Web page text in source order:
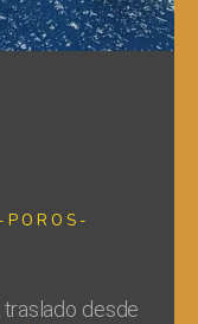
traslado desde